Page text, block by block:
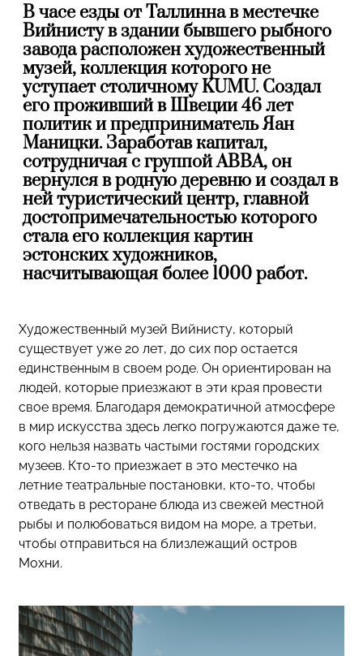
В часе езды от Таллинна в местечке
Вийнисту в здании бывшего рыбного
завода расположен художественный
музей, коллекция которого не
уступает столичному KUMU. Создал
его проживший в Швеции 46 лет
политик и предприниматель Яан
Маницки. Заработав капитал,
сотрудничая с группой ABBA, он
вернулся в родную деревню и создал в
ней туристический центр, главной
достопримечательностью которого
стала его коллекция картин
эстонских художников,
насчитывающая более 1000 работ.
Художественный музей Вийнисту, который
существует уже 20 лет, до сих пор остается
единственным в своем роде. Он ориентирован на
людей, которые приезжают в эти края провести
свое время. Благодаря демократичной атмосфере
в мир искусства здесь легко погружаются даже те,
кого нельзя назвать частыми гостями городских
музеев. Кто-то приезжает в это местечко на
летние театральные постановки, кто-то, чтобы
отведать в ресторане блюда из свежей местной
рыбы и полюбоваться видом на море, а третьи,
чтобы отправиться на близлежащий остров
Мохни.